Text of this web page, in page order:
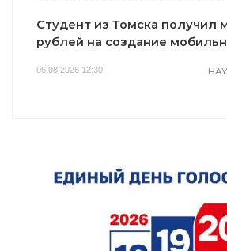
Студент из Томска получил
рублей на создание
06.08.2026 12:30